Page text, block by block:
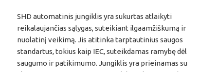
SHD automatinis jungiklis yra sukurtas atlaikyti
reikalaujančias sąlygas, suteikiant ilgaamžiškumą ir
nuolatinį veikimą. Jis atitinka tarptautinius saugos
standartus, tokius kaip IEC, suteikdamas ramybę dėl
saugumo ir patikimumo. Jungiklis yra prieinamas su